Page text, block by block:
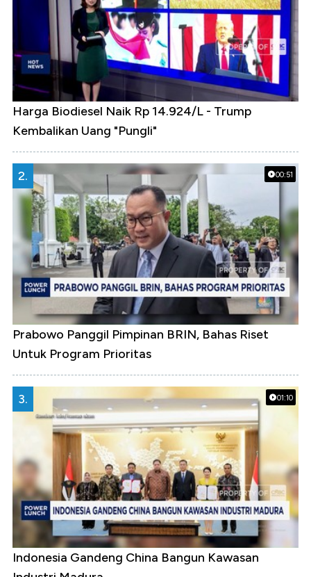
Harga Biodiesel Naik Rp 14.924/L - Trump
Kembalikan Uang "Pungli"
00:51
2.
Prabowo Panggil Pimpinan BRIN, Bahas Riset
Untuk Program Prioritas
01:10
3.
Indonesia Gandeng China Bangun Kawasan